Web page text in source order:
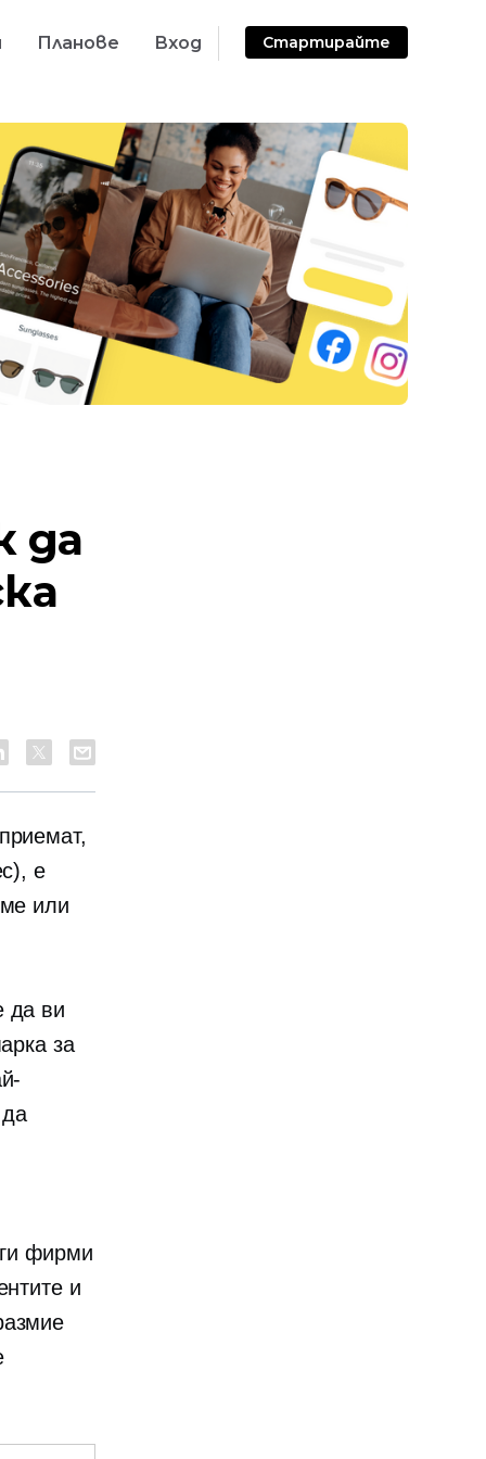
Планове Вход Стартирайте
да
е
или
да ви
за
фирми
и